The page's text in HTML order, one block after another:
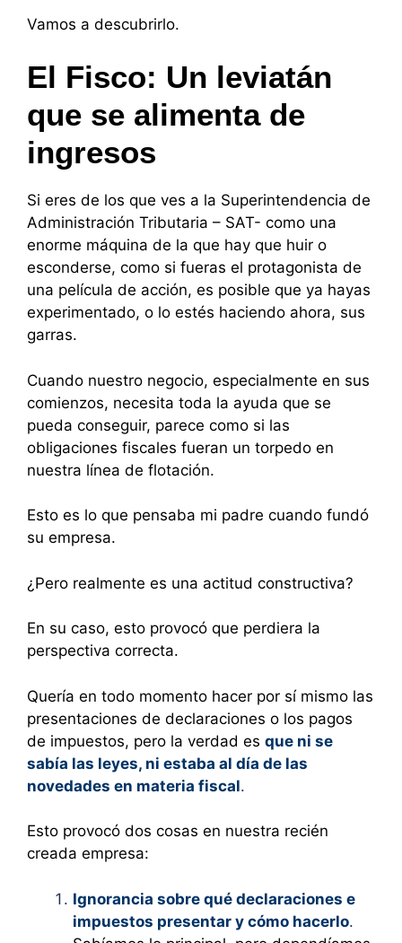
Vamos a descubrirlo.
El Fisco: Un leviatán
que se alimenta de
ingresos
Si eres de los que ves a la Superintendencia de
Administración Tributaria – SAT- como una
enorme máquina de la que hay que huir o
esconderse, como si fueras el protagonista de
una película de acción, es posible que ya hayas
experimentado, o lo estés haciendo ahora, sus
garras.
Cuando nuestro negocio, especialmente en sus
comienzos, necesita toda la ayuda que se
pueda conseguir, parece como si las
obligaciones fiscales fueran un torpedo en
nuestra línea de flotación.
Esto es lo que pensaba mi padre cuando fundó
su empresa.
¿Pero realmente es una actitud constructiva?
En su caso, esto provocó que perdiera la
perspectiva correcta.
Quería en todo momento hacer por sí mismo las
presentaciones de declaraciones o los pagos
de impuestos, pero la verdad es que ni se
sabía las leyes, ni estaba al día de las
novedades en materia fiscal.
Esto provocó dos cosas en nuestra recién
creada empresa:
Ignorancia sobre qué declaraciones e
impuestos presentar y cómo hacerlo.